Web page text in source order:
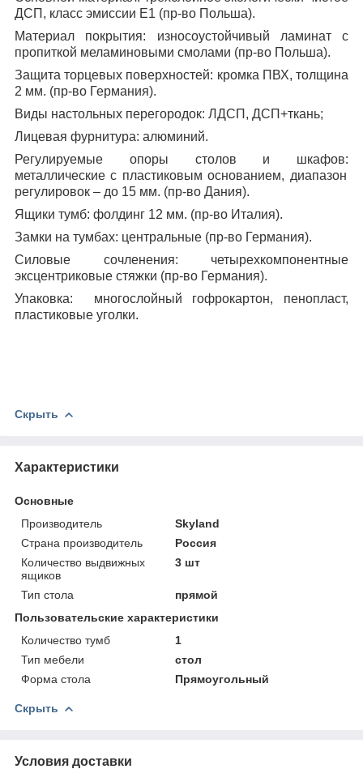
ДСП, класс эмиссии Е1 (пр-во Польша).
Материал покрытия: износоустойчивый ламинат с
пропиткой меламиновыми смолами (пр-во Польша).
Защита торцевых поверхностей: кромка ПВХ, толщина
2 мм. (пр-во Германия).
Виды настольных перегородок: ЛДСП, ДСП+ткань;
Лицевая фурнитура: алюминий.
Регулируемые опоры столов и шкафов:
металлические с пластиковым основанием, диапазон
регулировок – до 15 мм. (пр-во Дания).
Ящики тумб: фолдинг 12 мм. (пр-во Италия).
Замки на тумбах: центральные (пр-во Германия).
Силовые сочленения: четырехкомпонентные
эксцентриковые стяжки (пр-во Германия).
Упаковка: многослойный гофрокартон, пенопласт,
пластиковые уголки.
Скрыть
Характеристики
Основные
Производитель
Skyland
Страна производитель
Россия
Количество выдвижных
ящиков
3 шт
Тип стола
прямой
Пользовательские характеристики
Количество тумб
1
Тип мебели
стол
Форма стола
Прямоугольный
Скрыть
Условия доставки